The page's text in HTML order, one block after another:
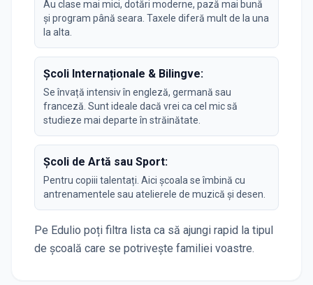
Au clase mai mici, dotări moderne, pază mai bună
și program până seara. Taxele diferă mult de la una
la alta.
Școli Internaționale & Bilingve:
Se învață intensiv în engleză, germană sau
franceză. Sunt ideale dacă vrei ca cel mic să
studieze mai departe în străinătate.
Școli de Artă sau Sport:
Pentru copiii talentați. Aici școala se îmbină cu
antrenamentele sau atelierele de muzică și desen.
Pe Edulio poți filtra lista ca să ajungi rapid la tipul
de școală care se potrivește familiei voastre.